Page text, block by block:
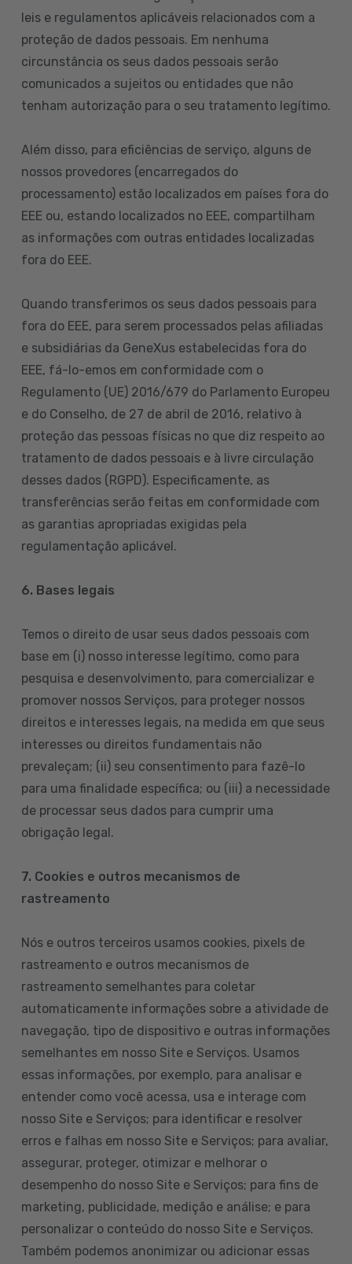
leis e regulamentos aplicáveis relacionados com a
proteção de dados pessoais. Em nenhuma
circunstância os seus dados pessoais serão
comunicados a sujeitos ou entidades que não
tenham autorização para o seu tratamento legítimo.
Além disso, para eficiências de serviço, alguns de
nossos provedores (encarregados do
processamento) estão localizados em países fora do
EEE ou, estando localizados no EEE, compartilham
as informações com outras entidades localizadas
fora do EEE.
Quando transferimos os seus dados pessoais para
fora do EEE, para serem processados pelas afiliadas
e subsidiárias da GeneXus estabelecidas fora do
EEE, fá-lo-emos em conformidade com o
Regulamento (UE) 2016/679 do Parlamento Europeu
e do Conselho, de 27 de abril de 2016, relativo à
proteção das pessoas físicas no que diz respeito ao
tratamento de dados pessoais e à livre circulação
desses dados (RGPD). Especificamente, as
transferências serão feitas em conformidade com
as garantias apropriadas exigidas pela
regulamentação aplicável.
6. Bases legais
Temos o direito de usar seus dados pessoais com
base em (i) nosso interesse legítimo, como para
pesquisa e desenvolvimento, para comercializar e
promover nossos Serviços, para proteger nossos
direitos e interesses legais, na medida em que seus
interesses ou direitos fundamentais não
prevaleçam; (ii) seu consentimento para fazê-lo
para uma finalidade específica; ou (iii) a necessidade
de processar seus dados para cumprir uma
obrigação legal.
7. Cookies e outros mecanismos de
rastreamento
Nós e outros terceiros usamos cookies, pixels de
rastreamento e outros mecanismos de
rastreamento semelhantes para coletar
automaticamente informações sobre a atividade de
navegação, tipo de dispositivo e outras informações
semelhantes em nosso Site e Serviços. Usamos
essas informações, por exemplo, para analisar e
entender como você acessa, usa e interage com
nosso Site e Serviços; para identificar e resolver
erros e falhas em nosso Site e Serviços; para avaliar,
assegurar, proteger, otimizar e melhorar o
desempenho do nosso Site e Serviços; para fins de
marketing, publicidade, medição e análise; e para
personalizar o conteúdo do nosso Site e Serviços.
Também podemos anonimizar ou adicionar essas